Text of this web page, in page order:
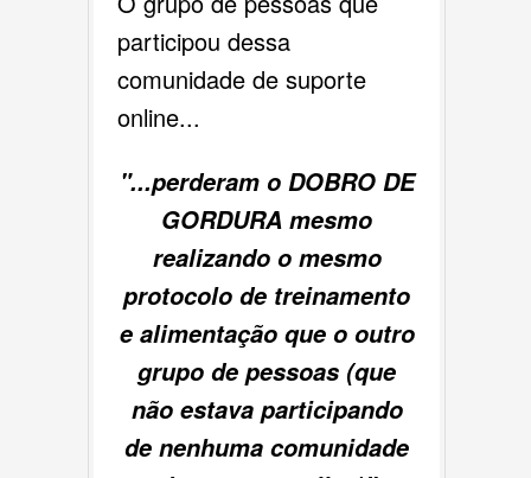
participou dessa
comunidade de suporte
online...
"...perderam o DOBRO DE
GORDURA mesmo
realizando o mesmo
protocolo de treinamento
e alimentação que o outro
grupo de pessoas (que
não estava participando
de nenhuma comunidade